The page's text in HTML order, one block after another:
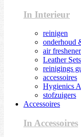
In Interieur
reinigen
onderhoud
air
Leather Sets
reinigings
accessoires
Hygienics
stofzuigers
Accessoires
In Accessoires